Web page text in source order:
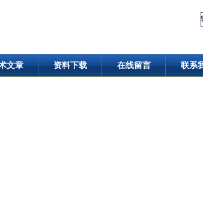
文章 资料下载 在线留言 联系